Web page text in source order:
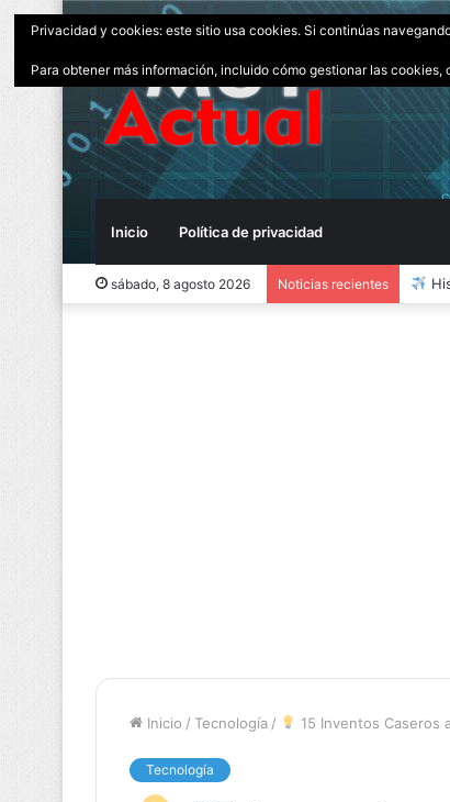
Inicio Política de privacidad
sábado, 8 agosto 2026 Noticias recientes
Inicio / Tecnología / 15 Inventos Caseros
Tecnología
Privacidad y cookies: este sitio usa cookies. Si continúas
Para obtener más información, incluido cómo gestionar las cookies,